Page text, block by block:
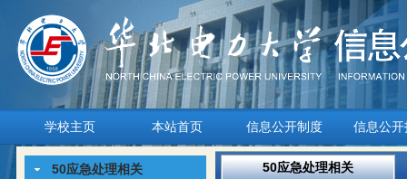
学校主页 本站首页 信息公开制度 信息公开
50应急处理相关 50应急处理相关